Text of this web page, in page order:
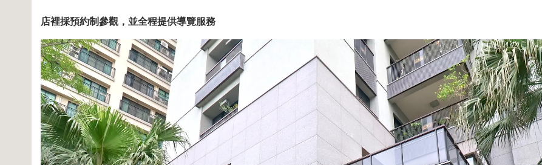
店裡採預約制參觀，並全程提供導覽服務